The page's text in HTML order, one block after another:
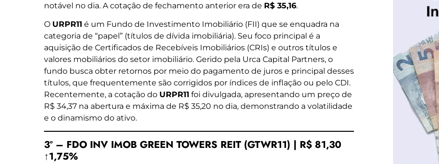
notável no dia. A cotação de fechamento anterior era de R$ 35,16.
O URPR11 é um Fundo de Investimento Imobiliário (FII) que se enquadra na
categoria de “papel” (títulos de dívida imobiliária). Seu foco principal é a
aquisição de Certificados de Recebíveis Imobiliários (CRIs) e outros títulos e
valores mobiliários do setor imobiliário. Gerido pela Urca Capital Partners, o
fundo busca obter retornos por meio do pagamento de juros e principal desses
títulos, que frequentemente são corrigidos por índices de inflação ou pelo CDI.
Recentemente, a cotação do URPR11 foi divulgada, apresentando um preço de
R$ 34,37 na abertura e máxima de R$ 35,20 no dia, demonstrando a volatilidade
e o dinamismo do ativo.
3º – FDO INV IMOB GREEN TOWERS REIT (GTWR11) | R$ 81,30
↑1,75%